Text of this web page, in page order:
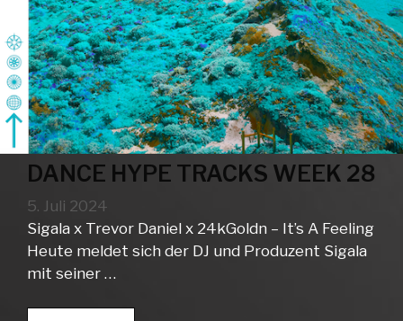
DANCE HYPE TRACKS WEEK 28
5. Juli 2024
Sigala x Trevor Daniel x 24kGoldn – It’s A Feeling
Heute meldet sich der DJ und Produzent Sigala
mit seiner …